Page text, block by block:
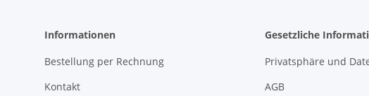
Informationen
Bestellung per Rechnung
Kontakt
Gesetzliche
Privatsphäre und
AGB